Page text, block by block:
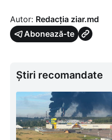
Autor: Redacția ziar.md
Abonează-te
Știri recomandate